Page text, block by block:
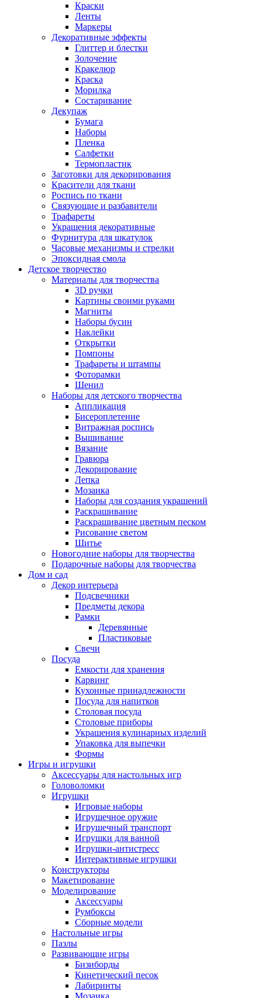
Краски
Ленты
Маркеры
Декоративные эффекты
Глиттер и блестки
Золочение
Кракелюр
Краска
Морилка
Состаривание
Декупаж
Бумага
Наборы
Пленка
Салфетки
Термопластик
Заготовки для декорирования
Красители для ткани
Роспись по ткани
Связующие и разбавители
Трафареты
Украшения декоративные
Фурнитура для шкатулок
Часовые механизмы и стрелки
Эпоксидная смола
Детское творчество
Материалы для творчества
3D ручки
Картины своими руками
Магниты
Наборы бусин
Наклейки
Открытки
Помпоны
Трафареты и штампы
Фоторамки
Шенил
Наборы для детского творчества
Аппликация
Бисероплетение
Витражная роспись
Вышивание
Вязание
Гравюра
Декорирование
Лепка
Мозаика
Наборы для создания украшений
Раскрашивание
Раскрашивание цветным песком
Рисование светом
Шитье
Новогодние наборы для творчества
Подарочные наборы для творчества
Дом и сад
Декор интерьера
Подсвечники
Предметы декора
Рамки
Деревянные
Пластиковые
Свечи
Посуда
Емкости для хранения
Карвинг
Кухонные принадлежности
Посуда для напитков
Столовая посуда
Столовые приборы
Украшения кулинарных изделий
Упаковка для выпечки
Формы
Игры и игрушки
Аксессуары для настольных игр
Головоломки
Игрушки
Игровые наборы
Игрушечное оружие
Игрушечный транспорт
Игрушки для ванной
Игрушки-антистресс
Интерактивные игрушки
Конструкторы
Макетирование
Моделирование
Аксессуары
Румбоксы
Сборные модели
Настольные игры
Пазлы
Развивающие игры
Бизиборды
Кинетический песок
Лабиринты
Мозаика